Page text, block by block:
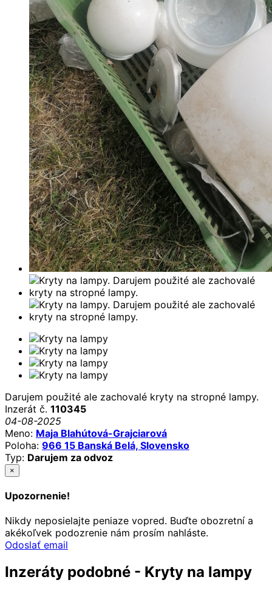
Darujem použité ale zachovalé kryty na stropné lampy.
Inzerát č. 110345
04-08-2025
Meno: Maja Blahútová-Grajciarová
Poloha: 966 15 Banská Belá, Slovensko
Typ: Darujem za odvoz
×
Upozornenie!
Nikdy neposielajte peniaze vopred. Buďte obozretní a
akékoľvek podozrenie nám prosím nahláste.
Odoslať email
Inzeráty podobné - Kryty na lampy